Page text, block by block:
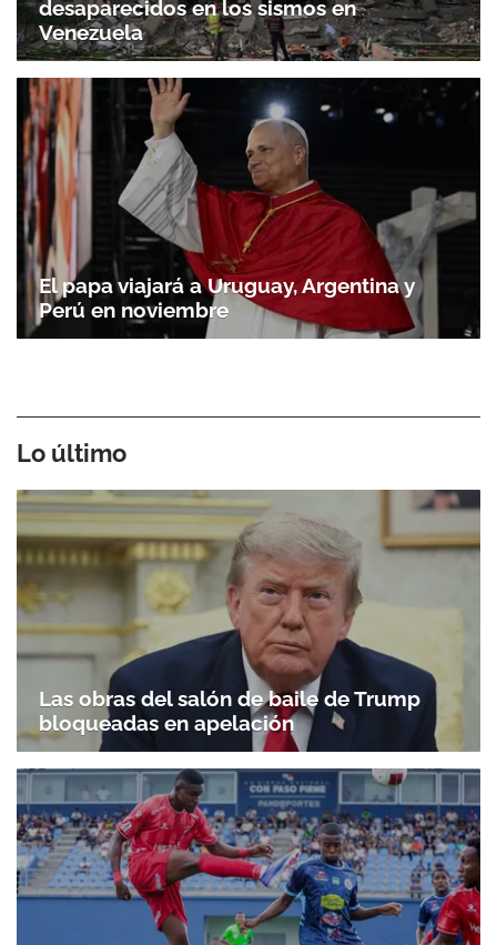
desaparecidos en los sismos en
Venezuela
El papa viajará a Uruguay, Argentina y
Perú en noviembre
Lo último
Las obras del salón de baile de Trump
bloqueadas en apelación